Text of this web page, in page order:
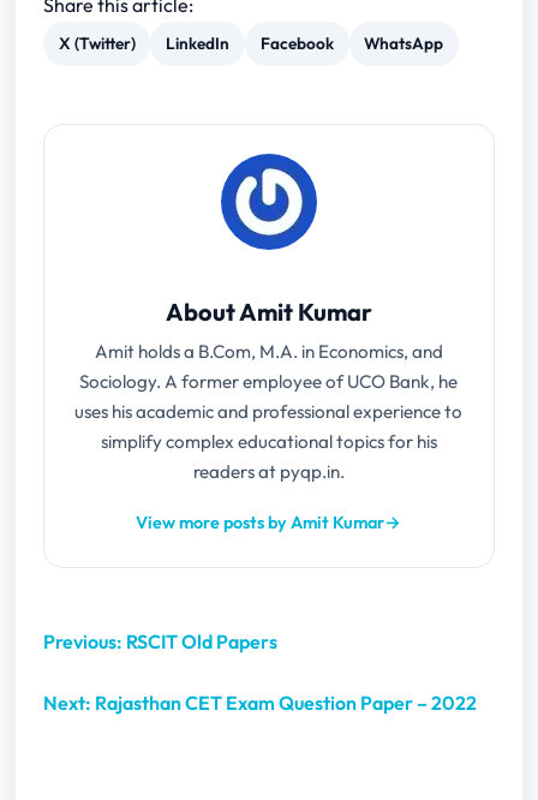
X (Twitter) LinkedIn Facebook WhatsApp
About Amit Kumar
Amit holds a B.Com, M.A. in Economics, and
Sociology. A former employee of UCO Bank, he
uses his academic and professional experience to
simplify complex educational topics for his
readers at pyqp.in.
View more posts by Amit Kumar→
Previous: RSCIT Old Papers
Next: Rajasthan CET Exam Question Paper – 2022